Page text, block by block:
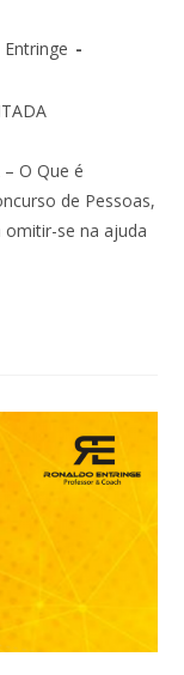
– O Que é
de Pessoas,
se na ajuda